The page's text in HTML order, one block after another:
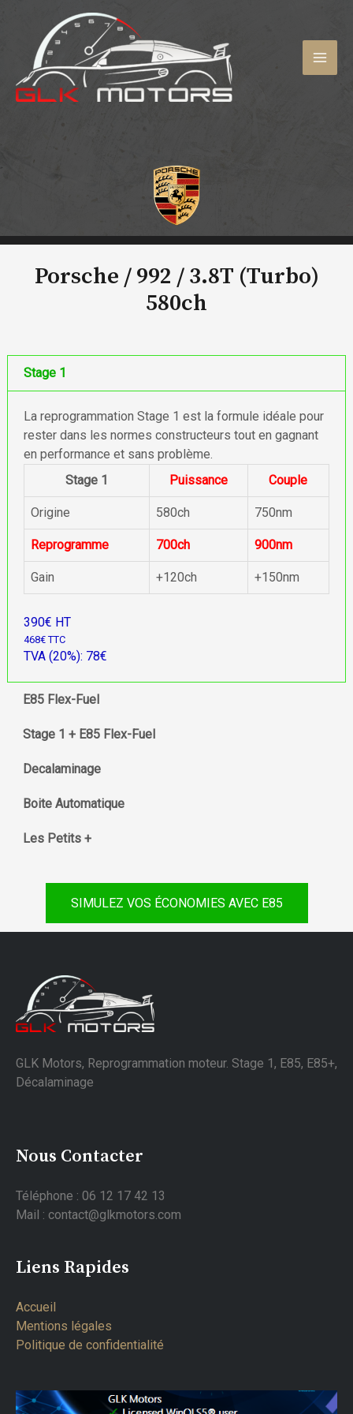
contenu
Porsche / 992 /3.8T (Turbo)
580ch
Stage 1
La reprogrammation Stage 1 est la formule idéale pour
rester dans les normes constructeurs tout en gagnant
en performance et sans problème.
Stage 1
Puissance Couple
Origine 580ch 750nm
Reprogramme 700ch 900nm
Gain +120ch +150nm
390€ HT
468€ TTC
TVA (20%): 78€
E85 Flex-Fuel
Stage 1 + E85 Flex-Fuel
Decalaminage
Boite Automatique
Les Petits +
SIMULEZ VOS ÉCONOMIES AVEC E85
GLK Motors, Reprogrammation moteur. Stage 1, E85, E85+,
Décalaminage
Nous Contacter
Téléphone : 06 12 17 42 13
Mail : contact@glkmotors.com
Liens Rapides
Accueil
Mentions légales
Politique de confidentialité